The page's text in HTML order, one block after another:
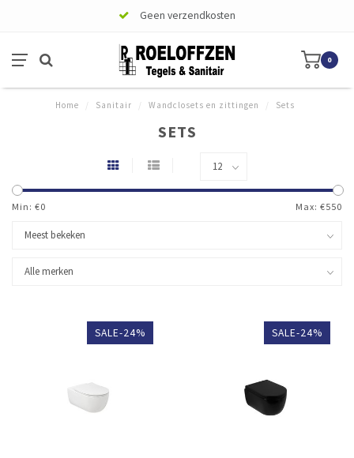
Geen verzendkosten
0
Home Sanitair Wandclosets en zittingen Sets
SETS
Min: €0 Max: €550
SALE-24% SALE-24%